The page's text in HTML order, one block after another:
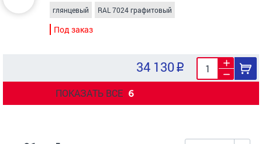
глянцевый RAL 7024 графитовый
Под заказ
34 130
ПОКАЗАТЬ ВСЕ 6